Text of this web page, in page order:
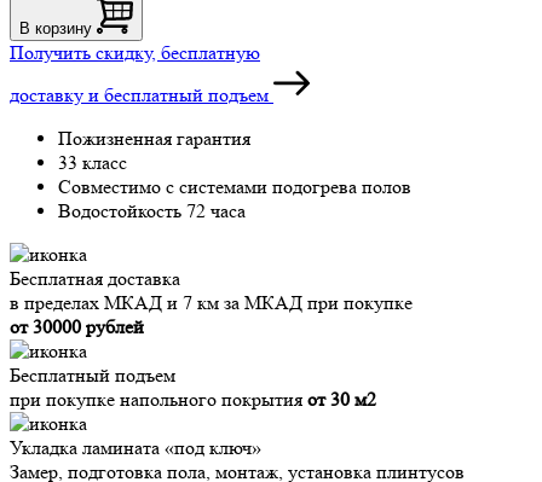
В корзину
Получить скидку, бесплатную
доставку и бесплатный подъем
Пожизненная гарантия
33 класс
Совместимо с системами подогрева полов
Водостойкость 72 часа
Бесплатная доставка
в пределах МКАД и 7 км за МКАД при покупке
от 30000 рублей
Бесплатный подъем
при покупке напольного покрытия от 30 м2
Укладка ламината «под ключ»
Замер, подготовка пола, монтаж, установка плинтусов